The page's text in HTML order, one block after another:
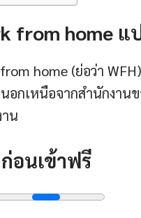
from home แ
home (ย่อว่า
อกเหนือจากสำนักงาน
น
อนเข้าฟรี